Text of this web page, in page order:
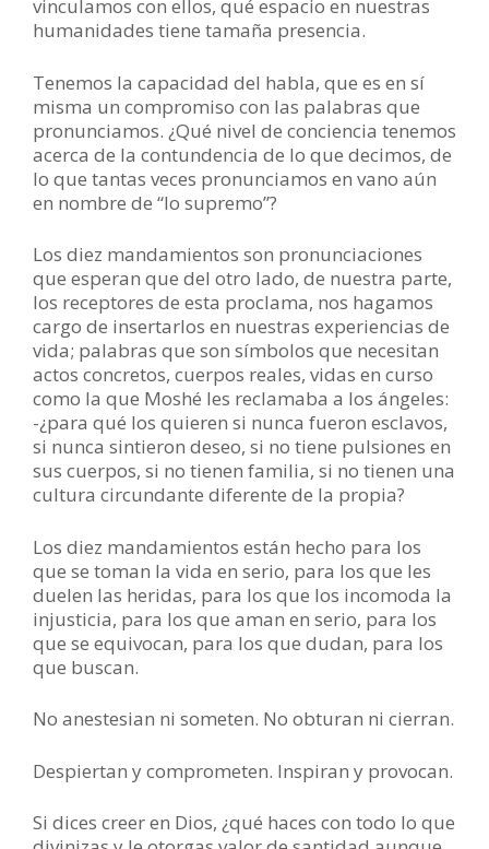
vinculamos con ellos, qué espacio en nuestras
humanidades tiene tamaña presencia.
Tenemos la capacidad del habla, que es en sí
misma un compromiso con las palabras que
pronunciamos. ¿Qué nivel de conciencia tenemos
acerca de la contundencia de lo que decimos, de
lo que tantas veces pronunciamos en vano aún
en nombre de “lo supremo”?
Los diez mandamientos son pronunciaciones
que esperan que del otro lado, de nuestra parte,
los receptores de esta proclama, nos hagamos
cargo de insertarlos en nuestras experiencias de
vida; palabras que son símbolos que necesitan
actos concretos, cuerpos reales, vidas en curso
como la que Moshé les reclamaba a los ángeles:
-¿para qué los quieren si nunca fueron esclavos,
si nunca sintieron deseo, si no tiene pulsiones en
sus cuerpos, si no tienen familia, si no tienen una
cultura circundante diferente de la propia?
Los diez mandamientos están hecho para los
que se toman la vida en serio, para los que les
duelen las heridas, para los que los incomoda la
injusticia, para los que aman en serio, para los
que se equivocan, para los que dudan, para los
que buscan.
No anestesian ni someten. No obturan ni cierran.
Despiertan y comprometen. Inspiran y provocan.
Si dices creer en Dios, ¿qué haces con todo lo que